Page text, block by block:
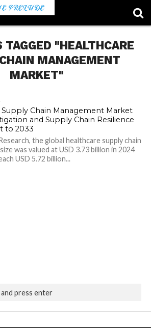
"HEALTHCARE
MANAGEMENT
MARKET"
Chain Management Market
and Supply Chain Resilience
to 2033
the global healthcare supply chain
was valued at USD 3.73 billion in 2024
USD 5.72 billion...